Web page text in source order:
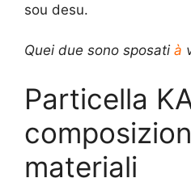
sou desu.
Quei due sono sposati à
Particella
materiali